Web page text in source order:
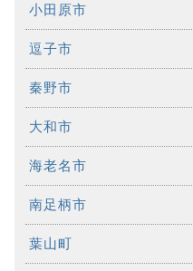
小田原市
逗子市
秦野市
大和市
海老名市
南足柄市
葉山町